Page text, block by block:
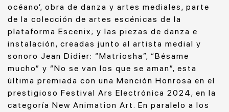
océano’, obra de danza y artes mediales, parte
de la colección de artes escénicas de la
plataforma Escenix; y las piezas de danza e
instalación, creadas junto al artista medial y
sonoro Jean Didier: “Matriosha”, “Bésame
mucho” y “No se van los que se aman”, esta
última premiada con una Mención Honrosa en el
prestigioso Festival Ars Electrónica 2024, en la
categoría New Animation Art. En paralelo a los